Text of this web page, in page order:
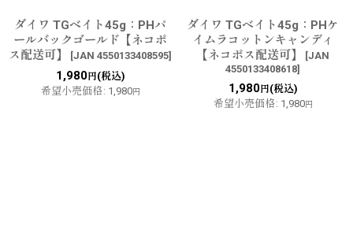
ダイワ TGベイト45g：PHパ
ールバックゴールド【ネコポ
ス配送可】
[JAN 4550133408595]
1,980円(税込)
希望小売価格: 1,980円
ダイワ TGベイト45g：PHケ
イムラコットンキャンディ
【ネコポス配送可】
[JAN
4550133408618]
1,980円(税込)
希望小売価格: 1,980円